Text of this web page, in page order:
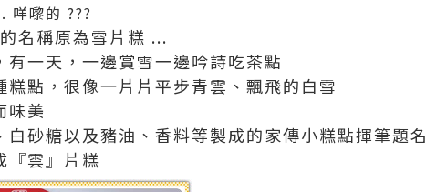
咩嚟的 ???
名稱原為雪片糕 ...
一天，一邊賞雪一邊吟詩吃茶點
糕點，很像一片片平步青雲、飄飛的白雪
味美
砂糖以及豬油、香料等製成的家傳小糕點揮筆題名
『雲』片糕